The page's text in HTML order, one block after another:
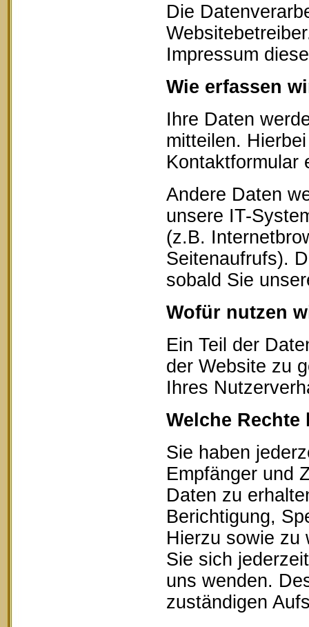
Die
Impressum
Wie erfassen
Ihre Daten
mitteilen.
Kontaktformular
Andere Daten
unsere IT-
(z.B.
Seitenaufrufs).
sobald Sie
Wofür nutzen
Ein Teil der
der Website zu
Ihres
Welche
Sie haben
Empfänger und
Daten zu
Berichtigung,
Hierzu sowie zu
Sie sich
uns wenden.
zuständigen